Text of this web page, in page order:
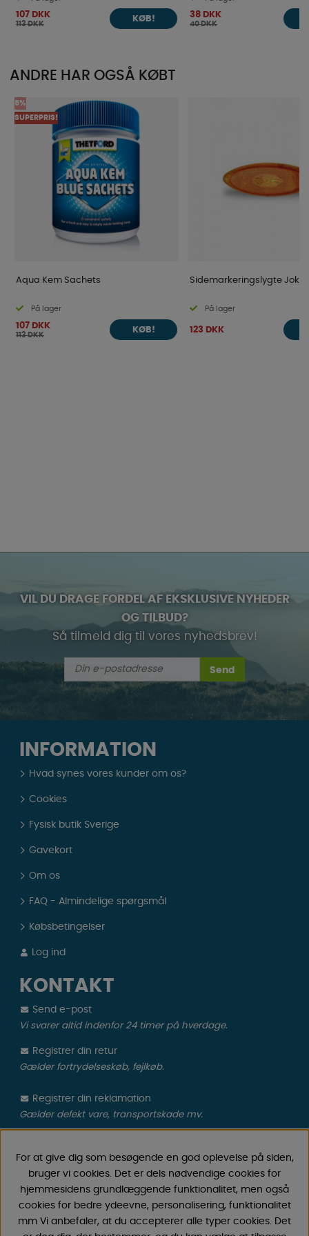
107 DKK
113 DKK
KØB! 38 DKK
40 DKK
ANDRE HAR OGSÅ KØBT
5%
SUPERPRIS!
Aqua Kem Sachets
På lager
107 DKK
113 DKK
KØB!
Sidemarkeringslygte Jokon
På lager
123 DKK
VIL DU DRAGE FORDEL AF EKSKLUSIVE NYHEDER
OG TILBUD?
Så tilmeld dig til vores nyhedsbrev!
Send
INFORMATION
Hvad synes vores kunder om os?
Cookies
Fysisk butik Sverige
Gavekort
Om os
FAQ - Almindelige spørgsmål
Købsbetingelser
Log ind
KONTAKT
Send e-post
Vi svarer altid indenfor 24 timer på hverdage.
Registrer din retur
Gælder fortrydelseskøb, fejlkøb.
Registrer din reklamation
Gælder defekt vare, transportskade mv.
CAMPMARKET
Vi har oparbejdet stor erfaring med campingvogne &
autocamper tilbehør gennem årene, fordi vi har
forhandlet campingvogne & autocampere samt
reservedele og tilbehør til disse siden 1968. Vi tilbyder et
For at give dig som besøgende en god oplevelse på siden,
bruger vi cookies. Det er dels nødvendige cookies for
hjemmesidens grundlæggende funktionalitet, men også
cookies for bedre ydeevne, personalisering, funktionalitet
mm Vi anbefaler, at du accepterer alle typer cookies. Det